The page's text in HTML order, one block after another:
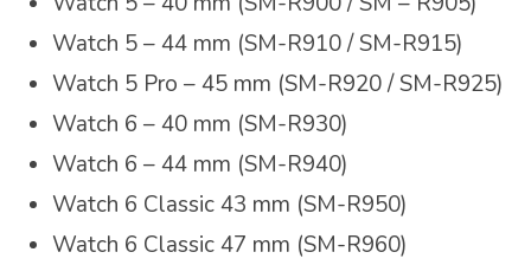
Watch 5 – 44 mm (SM-R910 / SM-R915)
Watch 5 Pro – 45 mm (SM-R920 / SM-R925)
Watch 6 – 40 mm (SM-R930)
Watch 6 – 44 mm (SM-R940)
Watch 6 Classic 43 mm (SM-R950)
Watch 6 Classic 47 mm (SM-R960)